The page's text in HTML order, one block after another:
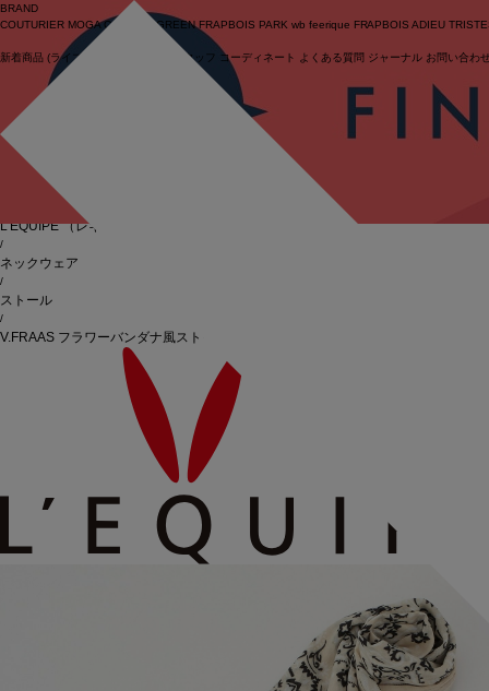
ログイン
BRAND
COUTURIER MOGA Collection GREEN FRAPBOIS PARK wb feerique FRAPBOIS ADIEU
新着商品 (ライブ) スタッフ コーディネート よくある質問 ジャーナル お問い合わ
BIGI online store
L'EQUIPE （レキップ）
/
ネックウェア
/
ストール
/
V.FRAAS フラワーバンダナ風ストール